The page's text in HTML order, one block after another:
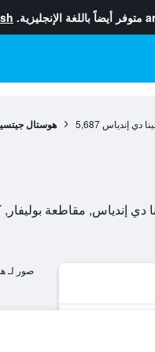
متوفر أيضاً باللغة الإنجليزية.
دي إندياس 5,687 هوستال
صور لـ